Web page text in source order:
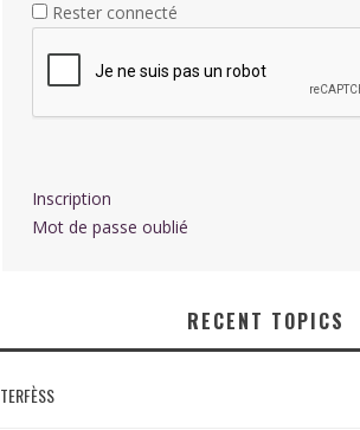
Rester connecté
Inscription
Mot de passe oublié
RECENT TOPICS
TERFÈSS